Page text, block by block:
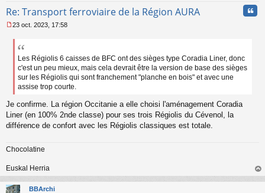
Re: Transport ferroviaire de la Région AURA
e
n
o
l
u
23 oct. 2023, 17:58
Les Régiolis 6 caisses de BFC ont des sièges type Coradia Liner, donc
c'est un peu mieux, mais cela devrait être la version de base des sièges
sur les Régiolis qui sont franchement "planche en bois" et avec une
assise trop courte.
Je confirme. La région Occitanie a elle choisi l'aménagement Coradia
Liner (en 100% 2nde classe) pour ses trois Régiolis du Cévenol, la
différence de confort avec les Régiolis classiques est totale.
Chocolatine
Euskal Herria
au
BBArchi